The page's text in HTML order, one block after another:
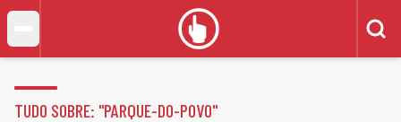
TUDO SOBRE: "PARQUE-DO-POVO"